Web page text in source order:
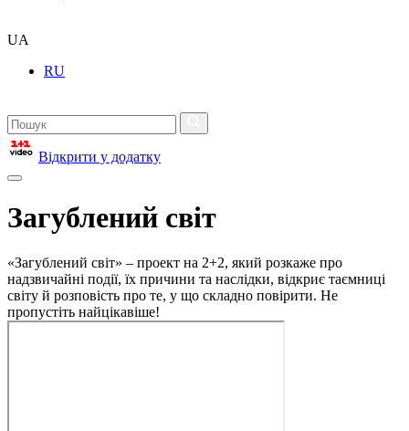
UA
RU
Відкрити у додатку
Загублений світ
«Загублений світ» – проект на 2+2, який розкаже про
надзвичайні події, їх причини та наслідки, відкриє таємниці
світу й розповість про те, у що складно повірити. Не
пропустіть найцікавіше!